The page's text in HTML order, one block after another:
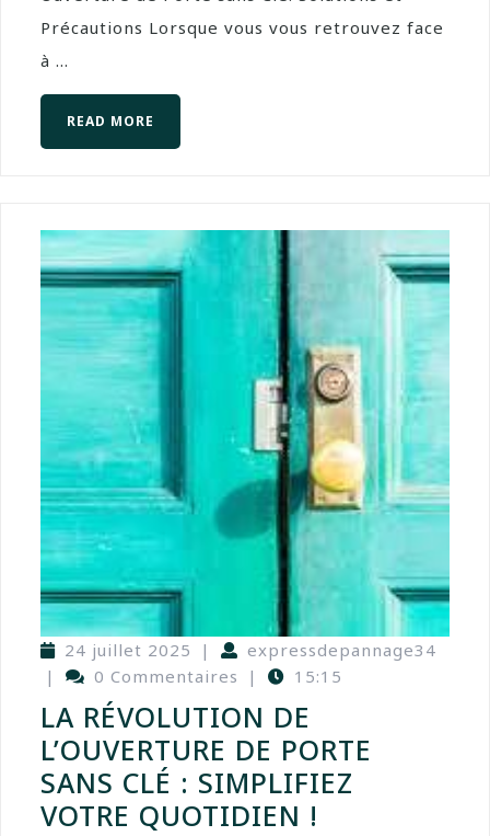
Précautions Lorsque vous vous retrouvez face
à ...
READ MORE
24 juillet 2025 |
expressdepannage34
|
0 Commentaires | 15:15
LA RÉVOLUTION DE
L’OUVERTURE DE PORTE
SANS CLÉ : SIMPLIFIEZ
VOTRE QUOTIDIEN !